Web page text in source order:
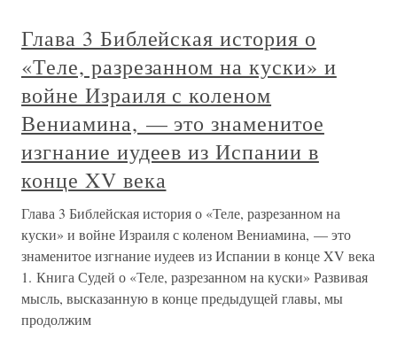
Глава 3 Библейская история о
«Теле, разрезанном на куски» и
войне Израиля с коленом
Вениамина, — это знаменитое
изгнание иудеев из Испании в
конце XV века
Глава 3 Библейская история о «Теле, разрезанном на
куски» и войне Израиля с коленом Вениамина, — это
знаменитое изгнание иудеев из Испании в конце XV века
1. Книга Судей о «Теле, разрезанном на куски» Развивая
мысль, высказанную в конце предыдущей главы, мы
продолжим